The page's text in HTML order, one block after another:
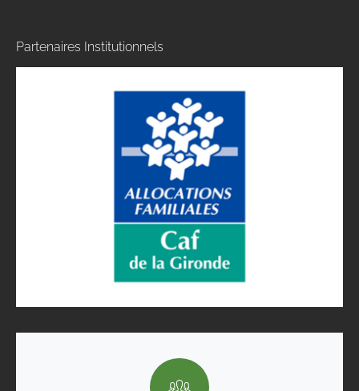
Partenaires Institutionnels